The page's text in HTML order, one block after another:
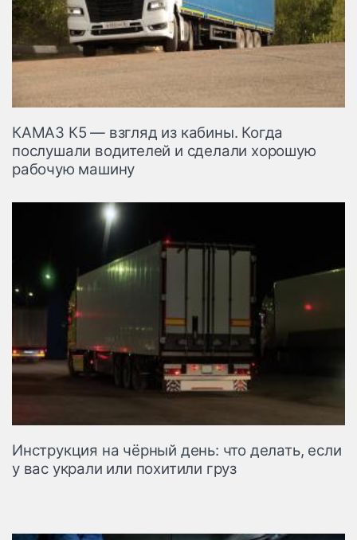
КАМАЗ К5 — взгляд из кабины. Когда
послушали водителей и сделали хорошую
рабочую машину
Инструкция на чёрный день: что делать, если
у вас украли или похитили груз